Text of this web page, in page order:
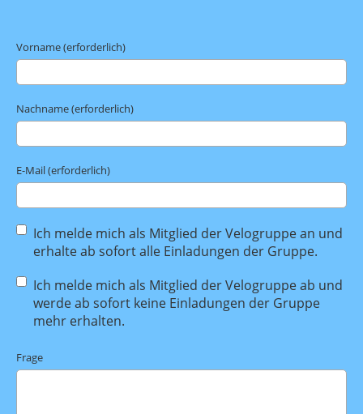
Vorname (erforderlich)
Nachname (erforderlich)
E-Mail (erforderlich)
Ich melde mich als Mitglied der Velogruppe an und
erhalte ab sofort alle Einladungen der Gruppe.
Ich melde mich als Mitglied der Velogruppe ab und
werde ab sofort keine Einladungen der Gruppe
mehr erhalten.
Frage